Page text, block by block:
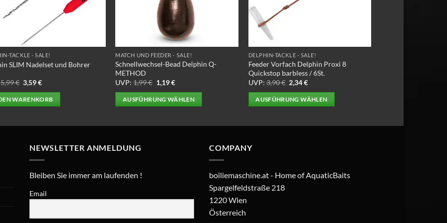
TACKLE - SALE!
SLIM Nadelset und Bohrer
5,99€ Ursprünglicher
Preis
war:
5,99 €
3,59€Aktueller
ist:
3,59 €.
WARENKORB
MATCH UND FEEDER - SALE!
Schnellwechsel-Bead Delphin Q-
METHOD
UVP: 1,99€ Ursprünglicher
Preis
war:
1,99 €
1,19€Aktueller
ist:
1,19 €.
AUSFÜHRUNG WÄHLEN
mehrere
Die
DELPHIN-TACKLE - SALE!
Feeder Vorfach Delphin Proxi 8
Quickstop barbless / 6St.
UVP: 3,90€ Ursprünglicher
Preis
war:
3,90 €
2,34€Aktueller
ist:
2,34 €.
AUSFÜHRUNG WÄHLEN
mehrere
Die
Optionen
NEWSLETTER ANMELDUNG
Bleiben Sie immer am laufenden !
Email
COMPANY
boiliemaschine.at - Home of AquaticBaits
Spargelfeldstraße 218
1220 Wien
Österreich